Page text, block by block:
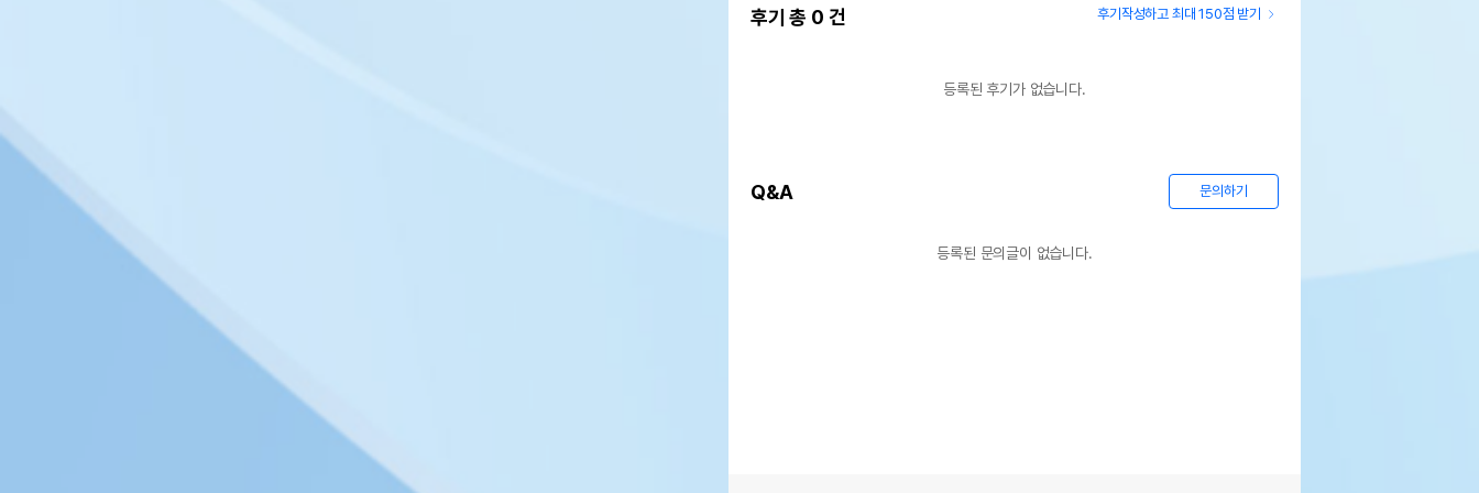
후기 총 0 건 후기작성하고 최대 150점 받기
등록된 후기가 없습니다.
Q&A 문의하기
등록된 문의글이 없습니다.